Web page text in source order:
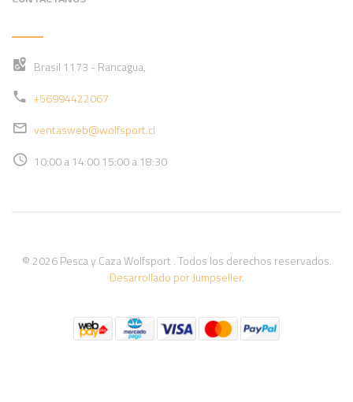
Brasil 1173 - Rancagua,
+56994422067
ventasweb@wolfsport.cl
10:00 a 14:00 15:00 a 18:30
© 2026 Pesca y Caza Wolfsport . Todos los derechos reservados.
Desarrollado por Jumpseller.